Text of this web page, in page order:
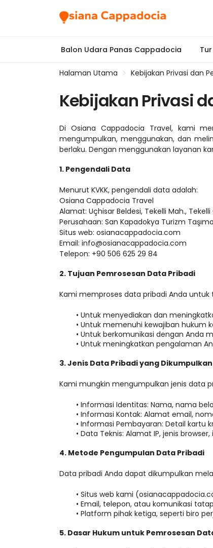
Balon Udara Panas Cappadocia
Halaman Utama Kebijakan Privasi dan
Kebijakan Privasi
Di Osiana Cappadocia Travel, kami
mengumpulkan, menggunakan, dan
berlaku. Dengan menggunakan layanan
1. Pengendali Data
Menurut KVKK, pengendali data adalah:
Osiana Cappadocia Travel
Alamat: Uçhisar Beldesi, Tekelli Mah.,
Perusahaan: San Kapadokya Turizm
Situs web: osianacappadocia.com
Email: info@osianacappadocia.com
Telepon: +90 506 625 29 84
2. Tujuan Pemrosesan Data Pribadi
Kami memproses data pribadi Anda untuk
Untuk menyediakan dan
Untuk memenuhi kewajiban hukum
Untuk berkomunikasi dengan Anda
Untuk meningkatkan pengalaman
3. Jenis Data Pribadi yang Dikumpulkan
Kami mungkin mengumpulkan jenis data
Informasi Identitas: Nama, nama
Informasi Kontak: Alamat email,
Informasi Pembayaran: Detail kartu
Data Teknis: Alamat IP, jenis
4. Metode Pengumpulan Data Pribadi
Data pribadi Anda dapat dikumpulkan
Situs web kami
Email, telepon, atau komunikasi
Platform pihak ketiga, seperti biro
5. Dasar Hukum untuk Pemrosesan